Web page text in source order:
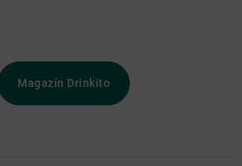
Magazín Drinkito